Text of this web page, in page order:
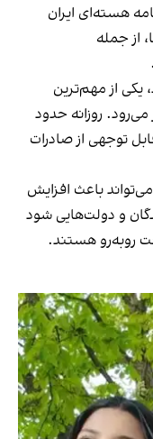
هسته‌ای ایران
از جمله
یکی از مهم‌ترین
می‌رود. روزانه حدود
توجهی از صادرات
باعث افزایش
و دولت‌هایی شود
روبه‌رو هستند.